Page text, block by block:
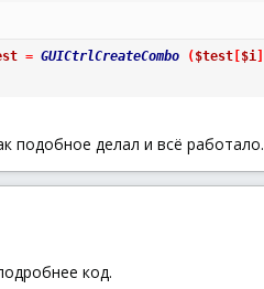
= GUICtrlCreateCombo ( $test[ $i]
подобное делал и всё работало.
код.